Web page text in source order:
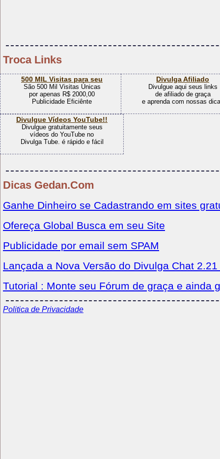
Troca Links
500 MIL Visitas para seu
São 500 Mil Visitas Únicas
por apenas R$ 2000,00
Publicidade Eficiênte
Divulga Afiliado
Divulgue aqui seus links
de afiliado de graça
e aprenda com nossas
Divulgue Vídeos YouTube!!
Divulgue gratuitamente seus
vídeos do YouTube no
Divulga Tube. é rápido e fácil
Dicas Gedan.Com
Ganhe Dinheiro se Cadastrando em sites
Ofereça Global Busca em seu Site
Publicidade por email sem SPAM
Lançada a Nova Versão do Divulga Chat
Tutorial : Monte seu Fórum de graça e ainda
Politica de Privacidade